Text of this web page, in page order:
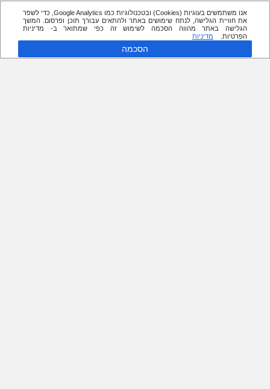
אנו משתמשים בעוגיות (Cookies) ובטכנולוגיות כמו Google Analytics, כדי לשפר
את חוויית הגלישה, לנתח שימושים באתר ולהתאים עבורך תוכן ופרסום. המשך
הגלישה באתר מהווה הסכמה לשימוש זה כפי שמתואר ב- מדיניות
הפרטיות.
מדיניות
הסכמה